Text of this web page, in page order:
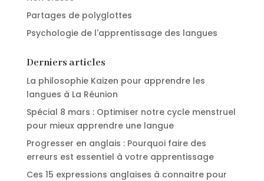
Partages de polyglottes
Psychologie de l'apprentissage des langues
Derniers articles
La philosophie Kaizen pour apprendre les
langues à La Réunion
Spécial 8 mars : Optimiser notre cycle menstruel
pour mieux apprendre une langue
Progresser en anglais : Pourquoi faire des
erreurs est essentiel à votre apprentissage
Ces 15 expressions anglaises à connaitre pour